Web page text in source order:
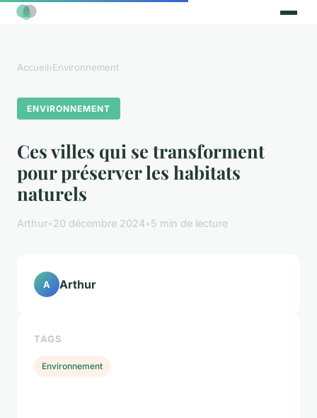
Accueil›Environnement
ENVIRONNEMENT
Ces villes qui se transforment
pour préserver les habitats
naturels
Arthur•20 décembre 2024•5 min de lecture
A Arthur
TAGS
Environnement